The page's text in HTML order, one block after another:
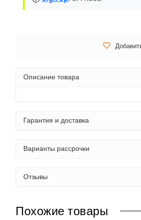
Описание товара
Гарантия и доставка
Варианты рассрочки
Отзывы
Похожие товары